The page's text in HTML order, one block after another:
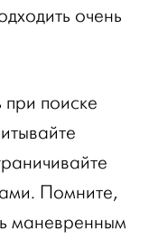
очень
поиске
Помните,
маневренным